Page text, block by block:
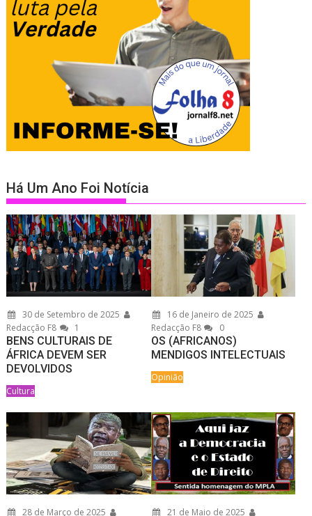
Há Um Ano Foi Notícia
30 de Setembro de 2025
Redacção F8
1
BENS CULTURAIS DE
ÁFRICA DEVEM SER
DEVOLVIDOS
Cultura
16 de Janeiro de 2025
Redacção F8
0
OS (AFRICANOS)
MENDIGOS INTELECTUAIS
Opinião
28 de Março de 2025 21 de Maio de 2025